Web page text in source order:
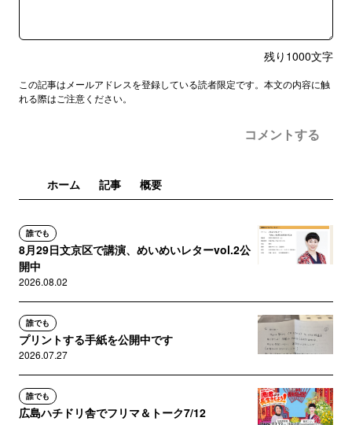
残り 1000文字
この記事はメールアドレスを登録している読者限定です。本文の内容に触
れる際はご注意ください。
コメントする
ホーム 記事 概要
誰でも
8月29日文京区で講演、めいめいレターvol.2公
開中
2026.08.02
誰でも
プリントする手紙を公開中です
2026.07.27
誰でも
広島ハチドリ舎でフリマ＆トーク7/12